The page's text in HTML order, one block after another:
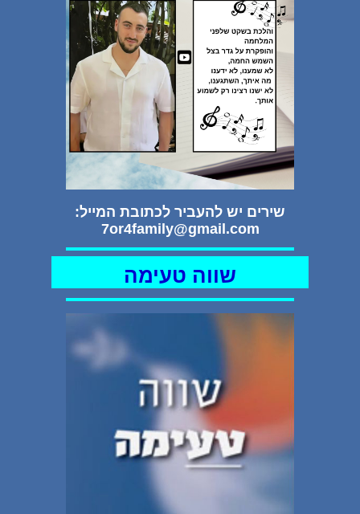
שירים יש להעביר לכתובת המייל:
7or4family@gmail.com
שווה טעימה